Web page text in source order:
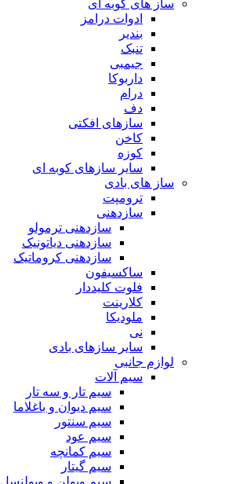
ساز های کوبه ای
ادوات درامز
بندیر
تنبک
جیمبی
داربوکا
درام
دف
سازهای افکتی
کاخن
کوزه
سایر سازهای کوبه ای
ساز های بادی
ترومپت
سازدهنی
سازدهنی ترمولو
سازدهنی دیاتونیک
سازدهنی کروماتیک
ساکسیفون
فلوت کلیددار
کلارینت
ملودیکا
نی
سایر سازهای بادی
لوازم جانبی
سیم آلات
سیم تار و سه تار
سیم دیوان و باغلاما
سیم سنتور
سیم عود
سیم کمانچه
سیم گیتار
سیم ویولن و ویولنسل